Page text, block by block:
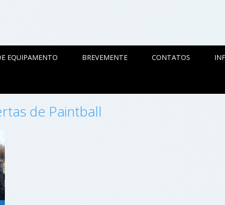
EQUIPAMENTO BREVEMENTE CONTATOS
de Paintball